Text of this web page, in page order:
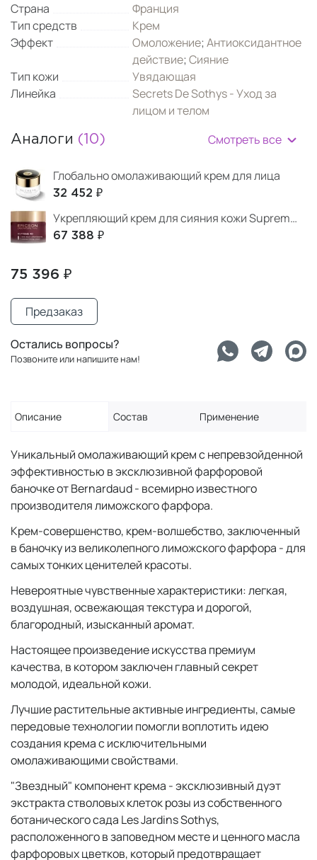
Страна
Франция
Тип средств
Крем
Эффект
Омоложение;Антиоксидантное
действие;Сияние
Тип кожи
Увядающая
Линейка
Secrets De Sothys - Уход за
лицом и телом
Аналоги (10) Смотреть все
Глобально омолаживающий крем для лица
32 452 ₽
Укрепляющий крем для сияния кожи Supreme 4D
67 388 ₽
75 396 ₽
Предзаказ
Остались вопросы?
Позвоните или напишите нам!
Описание Состав Применение
Уникальный омолаживающий крем с непревзойденной
эффективностью в эксклюзивной фарфоровой
баночке от Bernardaud - всемирно известного
производителя лиможского фарфора.
Крем-совершенство, крем-волшебство, заключенный
в баночку из великолепного лиможского фарфора - для
самых тонких ценителей красоты.
Невероятные чувственные характеристики: легкая,
воздушная, освежающая текстура и дорогой,
благородный, изысканный аромат.
Настоящее произведение искусства премиум
качества, в котором заключен главный секрет
молодой, идеальной кожи.
Лучшие растительные активные ингредиенты, самые
передовые технологии помогли воплотить идею
создания крема с исключительными
омолаживающими свойствами.
"Звездный" компонент крема - эксклюзивный дуэт
экстракта стволовых клеток розы из собственного
ботанического сада Les Jardins Sothys,
расположенного в заповедном месте и ценного масла
фарфоровых цветков, который предотвращает